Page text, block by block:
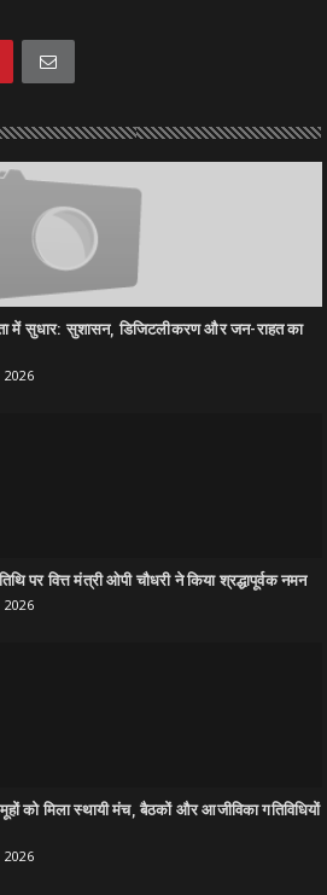
में सुधार: सुशासन, डिजिटलीकरण और जन-राहत का
पर वित्त मंत्री ओपी चौधरी ने किया श्रद्धापूर्वक नमन
को मिला स्थायी मंच, बैठकों और आजीविका गतिविधियों